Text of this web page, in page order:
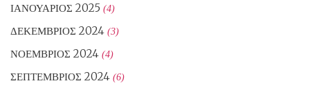
ΙΑΝΟΥΆΡΙΟΣ 2025 (4)
ΔΕΚΈΜΒΡΙΟΣ 2024 (3)
ΝΟΈΜΒΡΙΟΣ 2024 (4)
ΣΕΠΤΈΜΒΡΙΟΣ 2024 (6)